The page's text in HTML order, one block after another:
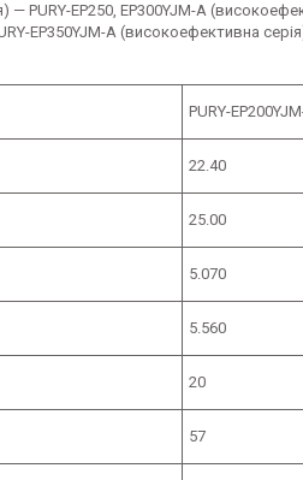
— PURY-EP250, EP300YJM-A
EP350YJM-A (високоефективна
PURY-
22.40
25.00
5.070
5.560
20
57